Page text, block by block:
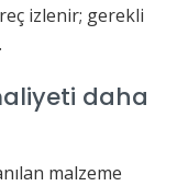
izlenir; gerekli
daha
malzeme